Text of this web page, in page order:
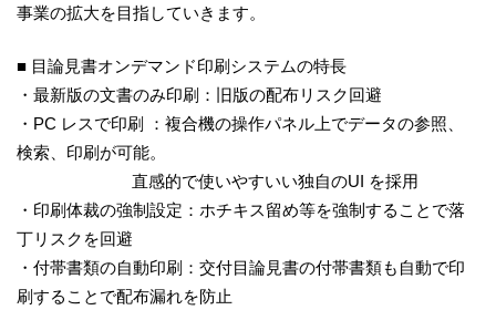
事業の拡大を目指していきます。
■ 目論見書オンデマンド印刷システムの特長
・最新版の文書のみ印刷：旧版の配布リスク回避
・PC レスで印刷 ：複合機の操作パネル上でデータの参照、
検索、印刷が可能。
直感的で使いやすいい独自のUI を採用
・印刷体裁の強制設定：ホチキス留め等を強制することで落
丁リスクを回避
・付帯書類の自動印刷：交付目論見書の付帯書類も自動で印
刷することで配布漏れを防止